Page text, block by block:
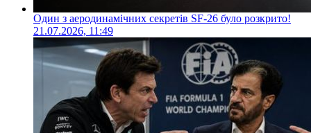
Один з аеродинамічних секретів SF-26 було розкрито!
21.07.2026, 11:49